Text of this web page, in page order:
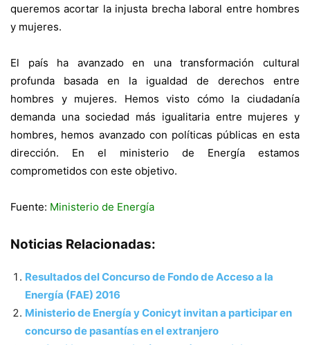
queremos acortar la injusta brecha laboral entre hombres
y mujeres.
El país ha avanzado en una transformación cultural
profunda basada en la igualdad de derechos entre
hombres y mujeres. Hemos visto cómo la ciudadanía
demanda una sociedad más igualitaria entre mujeres y
hombres, hemos avanzado con políticas públicas en esta
dirección. En el ministerio de Energía estamos
comprometidos con este objetivo.
Fuente: Ministerio de Energía
Noticias Relacionadas:
Resultados del Concurso de Fondo de Acceso a la
Energía (FAE) 2016
Ministerio de Energía y Conicyt invitan a participar en
concurso de pasantías en el extranjero